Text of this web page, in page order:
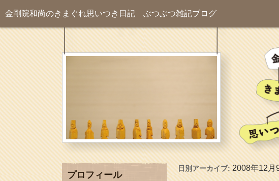
金剛院和尚のきまぐれ思いつき日記 ぶつぶつ雑記ブログ
日別アーカイブ:2008年12月
プロフィール